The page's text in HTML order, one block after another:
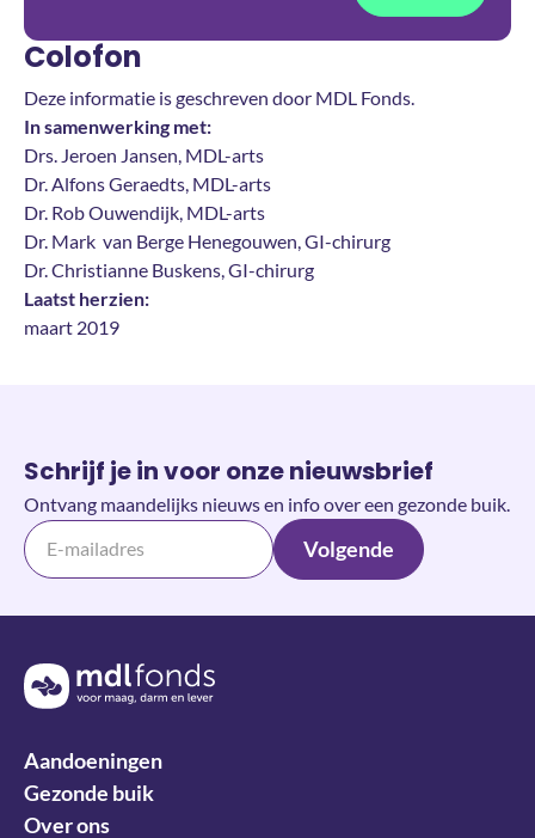
Colofon
Deze informatie is geschreven door MDL Fonds.
In samenwerking met:
Drs. Jeroen Jansen, MDL-arts
Dr. Alfons Geraedts, MDL-arts
Dr. Rob Ouwendijk, MDL-arts
Dr. Mark van Berge Henegouwen, GI-chirurg
Dr. Christianne Buskens, GI-chirurg
Laatst herzien:
maart 2019
Schrijf je in voor onze nieuwsbrief
Ontvang maandelijks nieuws en info over een gezonde buik.
Volgende
Terug naar de homepage
Aandoeningen
Gezonde buik
Over ons